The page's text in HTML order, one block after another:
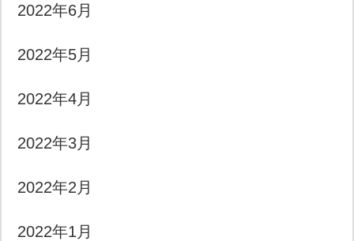
2022年6月
2022年5月
2022年4月
2022年3月
2022年2月
2022年1月